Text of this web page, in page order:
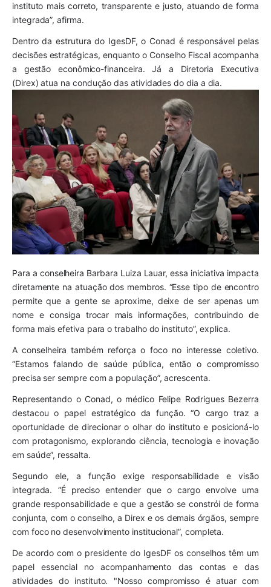
instituto mais correto, transparente e justo, atuando de forma
integrada”, afirma.
Dentro da estrutura do IgesDF, o Conad é responsável pelas
decisões estratégicas, enquanto o Conselho Fiscal acompanha
a gestão econômico-financeira. Já a Diretoria Executiva
(Direx) atua na condução das atividades do dia a dia.
Para a conselheira Barbara Luiza Lauar, essa iniciativa impacta
diretamente na atuação dos membros. “Esse tipo de encontro
permite que a gente se aproxime, deixe de ser apenas um
nome e consiga trocar mais informações, contribuindo de
forma mais efetiva para o trabalho do instituto”, explica.
A conselheira também reforça o foco no interesse coletivo.
“Estamos falando de saúde pública, então o compromisso
precisa ser sempre com a população”, acrescenta.
Representando o Conad, o médico Felipe Rodrigues Bezerra
destacou o papel estratégico da função. “O cargo traz a
oportunidade de direcionar o olhar do instituto e posicioná-lo
com protagonismo, explorando ciência, tecnologia e inovação
em saúde”, ressalta.
Segundo ele, a função exige responsabilidade e visão
integrada. “É preciso entender que o cargo envolve uma
grande responsabilidade e que a gestão se constrói de forma
conjunta, com o conselho, a Direx e os demais órgãos, sempre
com foco no desenvolvimento institucional”, completa.
De acordo com o presidente do IgesDF os conselhos têm um
papel essencial no acompanhamento das contas e das
atividades do instituto. "Nosso compromisso é atuar com